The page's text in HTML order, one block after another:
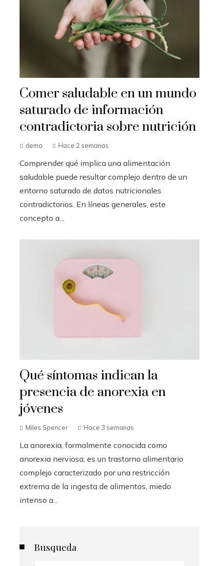
Comer saludable en un mundo
saturado de información
contradictoria sobre nutrición
demo Hace 2 semanas
Comprender qué implica una alimentación
saludable puede resultar complejo dentro de un
entorno saturado de datos nutricionales
contradictorios. En líneas generales, este
concepto a...
Qué síntomas indican la
presencia de anorexia en
jóvenes
Miles Spencer Hace 3 semanas
La anorexia, formalmente conocida como
anorexia nerviosa, es un trastorno alimentario
complejo caracterizado por una restricción
extrema de la ingesta de alimentos, miedo
intenso a...
Busqueda